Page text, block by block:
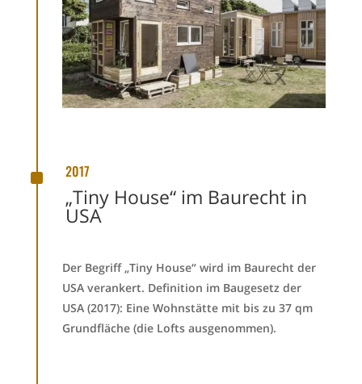
^ 2017
„Tiny House“ im Baurecht in
USA
Der Begriff „Tiny House“ wird im Baurecht der
USA verankert. Definition im Baugesetz der
USA (2017): Eine Wohnstätte mit bis zu 37 qm
Grundfläche (die Lofts ausgenommen).